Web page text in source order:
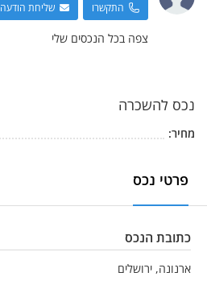
התקשרו שליחת הודעה
צפה בכל הנכסים שלי
נכס להשכרה
מחיר:
פרטי נכס
כתובת הנכס
ארנונה, ירושלים